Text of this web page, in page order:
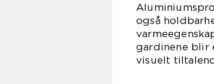
også
gardinene blir
visuelt